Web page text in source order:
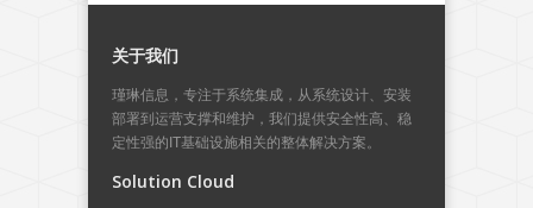
关于我们
瑾琳信息，专注于系统集成，从系统设计、安装
部署到运营支撑和维护，我们提供安全性高、稳
定性强的IT基础设施相关的整体解决方案。
Solution Cloud